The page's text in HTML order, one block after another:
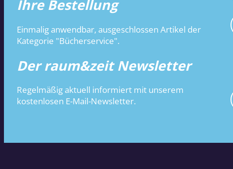
Ihre Bestellung
Einmalig anwendbar, ausgeschlossen Artikel der
Kategorie "Bücherservice".
Der raum&zeit Newsletter
Regelmäßig aktuell informiert mit unserem
kostenlosen E-Mail-Newsletter.